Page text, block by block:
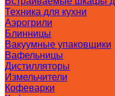
Техника для кухни
Аэрогрили
Блинницы
Вакуумные упаковщики
Вафельницы
Дистилляторы
Измельчители
Кофеварки